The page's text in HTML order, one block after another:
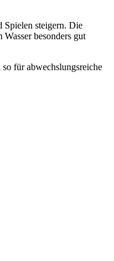
Spielen steigern. Die
Wasser besonders gut
für abwechslungsreiche